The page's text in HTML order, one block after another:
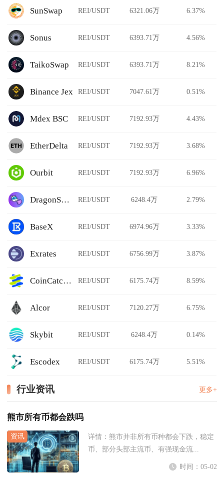
SunSwap REI/USDT 6321.06万 6.37%
Sonus REI/USDT 6393.71万 4.56%
TaikoSwap REI/USDT 6393.71万 8.21%
Binance Jex REI/USDT 7047.61万 0.51%
Mdex BSC REI/USDT 7192.93万 4.43%
EtherDelta REI/USDT 7192.93万 3.68%
Ourbit REI/USDT 7192.93万 6.96%
DragonSwap REI/USDT 6248.4万 2.79%
BaseX REI/USDT 6974.96万 3.33%
Exrates REI/USDT 6756.99万 3.87%
CoinCatch Derivatives REI/USDT 6175.74万 8.59%
Alcor REI/USDT 7120.27万 6.75%
Skybit REI/USDT 6248.4万 0.14%
Escodex REI/USDT 6175.74万 5.51%
行业资讯 更多+
熊市所有币都会跌吗
详情： 熊市并非所有币种都会下跌，稳定
币、部分头部主流币、有强现金流...
时间：05-02